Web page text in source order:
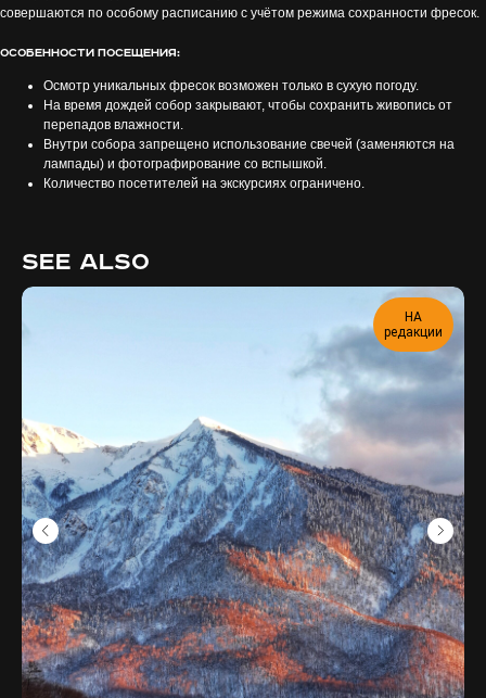
совершаются по особому расписанию с учётом режима сохранности фресок.
Особенности посещения:
Осмотр уникальных фресок возможен только в сухую погоду.
На время дождей собор закрывают, чтобы сохранить живопись от
перепадов влажности.
Внутри собора запрещено использование свечей (заменяются на
лампады) и фотографирование со вспышкой.
Количество посетителей на экскурсиях ограничено.
SEE ALSO
НА
редакции